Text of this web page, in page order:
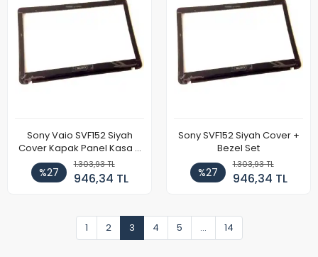
Sony Vaio SVF152 Siyah
Cover Kapak Panel Kasa +
Çerçeve Bezel
%27
1.303,93 TL
946,34 TL
Sony SVF152 Siyah Cover +
Bezel Set
%27
1.303,93 TL
946,34 TL
1 2 3 4 5 ... 14